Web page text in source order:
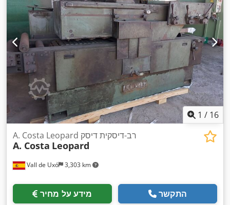
1 / 16
Vall de Uxó 3,303 km
A. Costa Leopard רב-דיסקית דיסק
A. Costa Leopard
מידע על מחיר התקשר